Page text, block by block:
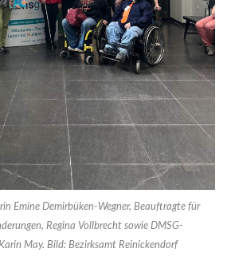
Emine Demirbüken-Wegner, Beauftragte für
Regina Vollbrecht sowie DMSG-
May. Bild: Bezirksamt Reinickendorf